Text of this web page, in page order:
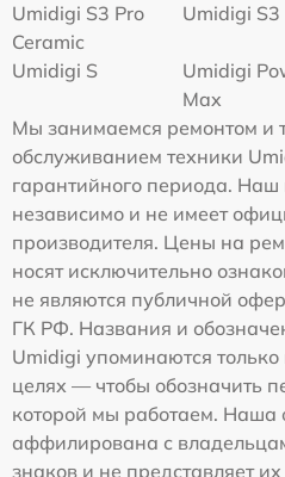
Umidigi S3 Pro
Ceramic
Umidigi S3
Umidigi S
Umidigi
Max
Мы занимаемся ремонтом и
обслуживанием техники
гарантийного периода.
независимо и не имеет
производителя. Цены на
носят исключительно
не являются публичной
ГК РФ. Названия и
Umidigi упоминаются
целях — чтобы обозначить
которой мы работаем. Наша
аффилирована с
знаков и не представляет